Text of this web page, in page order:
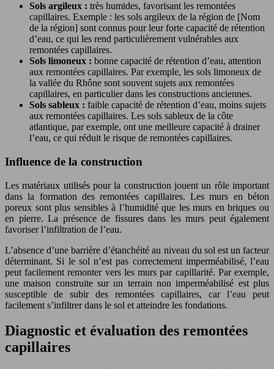
Sols argileux : très humides, favorisant les remontées
capillaires. Exemple : les sols argileux de la région de [Nom
de la région] sont connus pour leur forte capacité de rétention
d’eau, ce qui les rend particulièrement vulnérables aux
remontées capillaires.
Sols limoneux : bonne capacité de rétention d’eau, attention
aux remontées capillaires. Par exemple, les sols limoneux de
la vallée du Rhône sont souvent sujets aux remontées
capillaires, en particulier dans les constructions anciennes.
Sols sableux : faible capacité de rétention d’eau, moins sujets
aux remontées capillaires. Les sols sableux de la côte
atlantique, par exemple, ont une meilleure capacité à drainer
l’eau, ce qui réduit le risque de remontées capillaires.
Influence de la construction
Les matériaux utilisés pour la construction jouent un rôle important
dans la formation des remontées capillaires. Les murs en béton
poreux sont plus sensibles à l’humidité que les murs en briques ou
en pierre. La présence de fissures dans les murs peut également
favoriser l’infiltration de l’eau.
L’absence d’une barrière d’étanchéité au niveau du sol est un facteur
déterminant. Si le sol n’est pas correctement imperméabilisé, l’eau
peut facilement remonter vers les murs par capillarité. Par exemple,
une maison construite sur un terrain non imperméabilisé est plus
susceptible de subir des remontées capillaires, car l’eau peut
facilement s’infiltrer dans le sol et atteindre les fondations.
Diagnostic et évaluation des remontées
capillaires